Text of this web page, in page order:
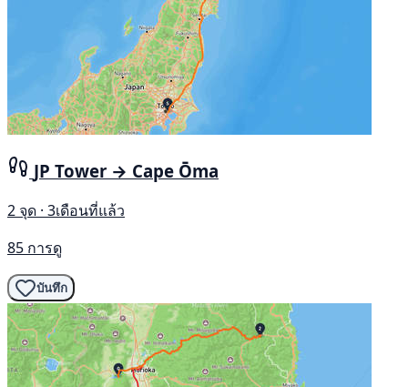
JP Tower → Cape Ōma
2 จุด · 3เดือนที่แล้ว
85 การดู
บันทึก